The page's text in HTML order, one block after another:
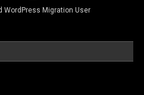
WordPress Migration User